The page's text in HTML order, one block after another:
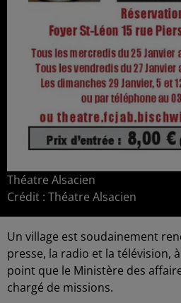
Théatre Alsacien
Crédit : Théatre Alsacien
Un village est soudainement
presse, la radio et la télévision,
point que le Ministère des
chargé de missions.